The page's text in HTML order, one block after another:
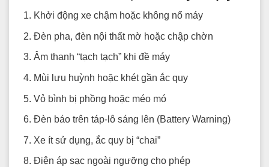
Khởi động xe chậm hoặc không nổ máy
Đèn pha, đèn nội thất mờ hoặc chập chờn
Âm thanh “tạch tạch” khi đề máy
Mùi lưu huỳnh hoặc khét gần ắc quy
Vỏ bình bị phồng hoặc méo mó
Đèn báo trên táp-lô sáng lên (Battery Warning)
Xe ít sử dụng, ắc quy bị “chai”
Điện áp sạc ngoài ngưỡng cho phép